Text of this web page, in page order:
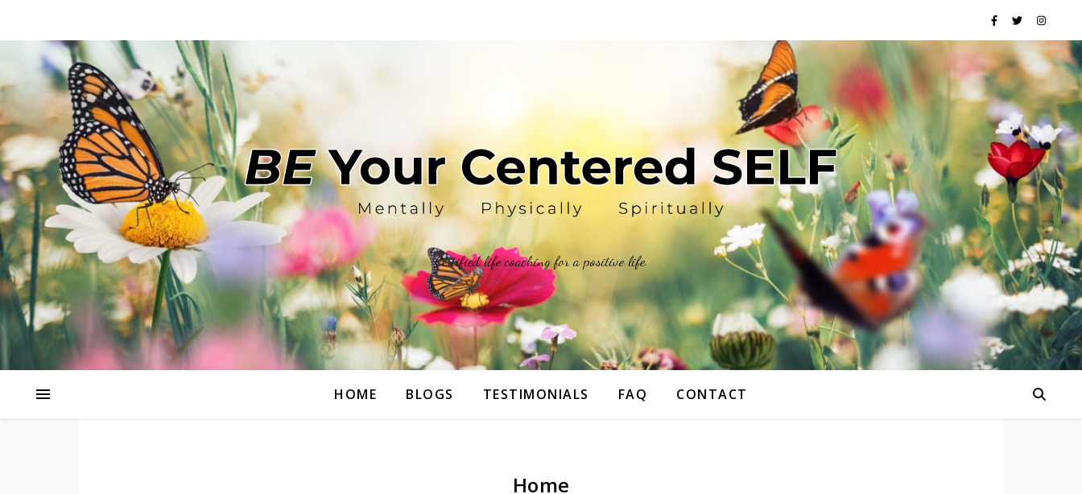
Certified life coaching for a positive life.
HOME BLOGS TESTIMONIALS FAQ CONTACT
Home